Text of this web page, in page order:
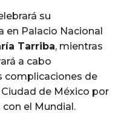
su
en Palacio Nacional
Tarriba, mientras
a cabo
complicaciones de
de México por
el Mundial.